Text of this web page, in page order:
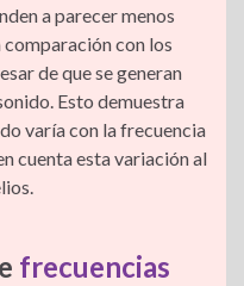
a parecer menos
comparación con los
de que se generan
Esto demuestra
varía con la frecuencia
cuenta esta variación al
frecuencias